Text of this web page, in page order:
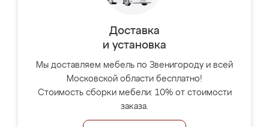
Доставка
и установка
Мы доставляем мебель по Звенигороду и всей
Московской области бесплатно!
Стоимость сборки мебели: 10% от стоимости
заказа.